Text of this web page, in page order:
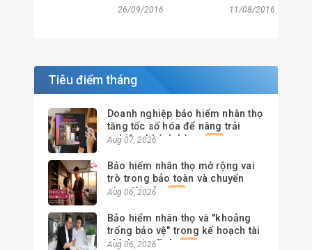
26/09/2016 11/08/2016
Tiêu điểm tháng
Doanh nghiệp bảo hiểm nhân thọ
tăng tốc số hóa để nâng trải
nghiệm khách hàng
Aug 07, 2026
Bảo hiểm nhân thọ mở rộng vai
trò trong bảo toàn và chuyển
giao tài sản
Aug 06, 2026
Bảo hiểm nhân thọ và "khoảng
trống bảo vệ" trong kế hoạch tài
chính gia đình
Aug 06, 2026